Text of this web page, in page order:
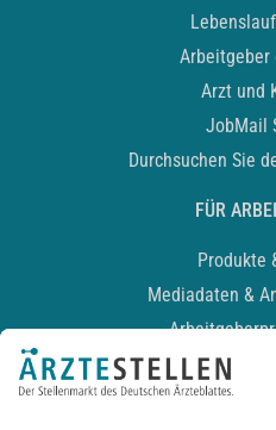
Arbeitgeber
Arzt und
JobMail
Durchsuchen Sie
FÜR
Produkte
Mediadaten &